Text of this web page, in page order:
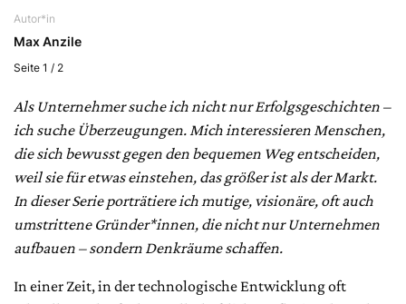
Autor*in
Max Anzile
Seite 1 / 2
Als Unternehmer suche ich nicht nur Erfolgsgeschichten –
ich suche Überzeugungen. Mich interessieren Menschen,
die sich bewusst gegen den bequemen Weg entscheiden,
weil sie für etwas einstehen, das größer ist als der Markt.
In dieser Serie porträtiere ich mutige, visionäre, oft auch
umstrittene Gründer*innen, die nicht nur Unternehmen
aufbauen – sondern Denkräume schaffen.
In einer Zeit, in der technologische Entwicklung oft